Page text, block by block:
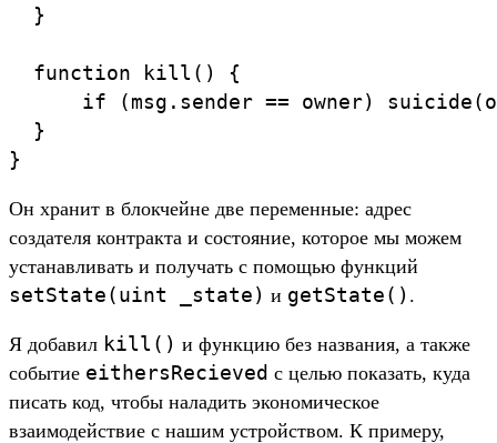
  }
  function kill() {
if (msg.sender == owner)
  }
}
Он хранит в блокчейне две переменные: адрес
создателя контракта и состояние, которое мы можем
устанавливать и получать с помощью функций
setState(uint _state) и getState() .
Я добавил kill() и функцию без названия, а также
событие eithersRecieved с целью показать, куда
писать код, чтобы наладить экономическое
взаимодействие с нашим устройством. К примеру,